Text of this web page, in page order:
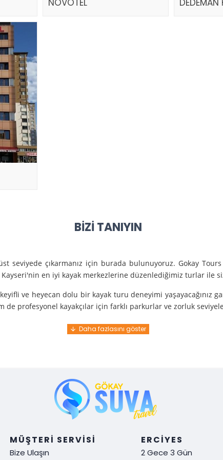
BIZI TANIYIN
seviyede çıkarmanız için burada bulunuyoruz. Gokay
en iyi kayak merkezlerine düzenlediğimiz turlar ile
ve heyecan dolu bir kayak turu deneyimi yaşayacağınız
profesyonel kayakçılar için farklı parkurlar ve zorluk
gelir. En kaliteli ekipmanlarla ve uzman rehberlerle sizi güvenle
Tüm detayları önceden planlayarak, size özel, rahat ve
MÜŞTERI SERVISI
Bize Ulaşın
ERCIYES
2 Gece 3 Gün